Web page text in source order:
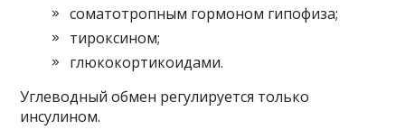
соматотропным гормоном гипофиза;
тироксином;
глюкокортикоидами.
Углеводный обмен регулируется только
инсулином.